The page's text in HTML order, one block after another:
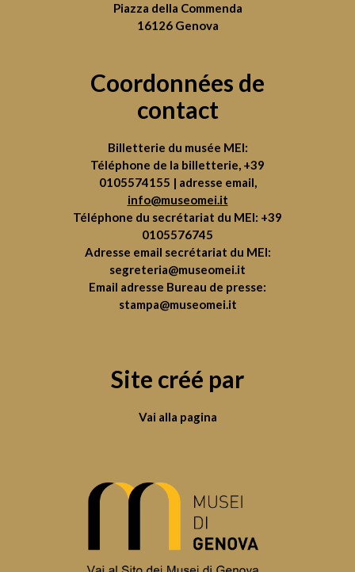
Piazza della Commenda
16126 Genova
Coordonnées de
contact
Billetterie du musée MEI:
Téléphone de la billetterie, +39
0105574155 | adresse email,
info@museomei.it
Téléphone du secrétariat du MEI: +39
0105576745
Adresse email secrétariat du MEI:
segreteria@museomei.it
Email adresse Bureau de presse:
stampa@museomei.it
Site créé par
Vai alla pagina